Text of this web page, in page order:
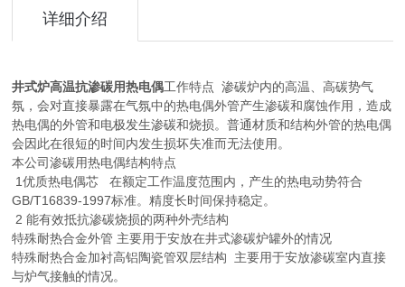
详细介绍
井式炉高温抗渗碳用热电偶工作特点 渗碳炉内的高温、高碳势气
氛，会对直接暴露在气氛中的热电偶外管产生渗碳和腐蚀作用，造成
热电偶的外管和电极发生渗碳和烧损。普通材质和结构外管的热电偶
会因此在很短的时间内发生损坏失准而无法使用。
本公司渗碳用热电偶结构特点
1优质热电偶芯 在额定工作温度范围内，产生的热电动势符合
GB/T16839-1997标准。精度长时间保持稳定。
2 能有效抵抗渗碳烧损的两种外壳结构
特殊耐热合金外管 主要用于安放在井式渗碳炉罐外的情况
特殊耐热合金加衬高铝陶瓷管双层结构 主要用于安放渗碳室内直接
与炉气接触的情况。